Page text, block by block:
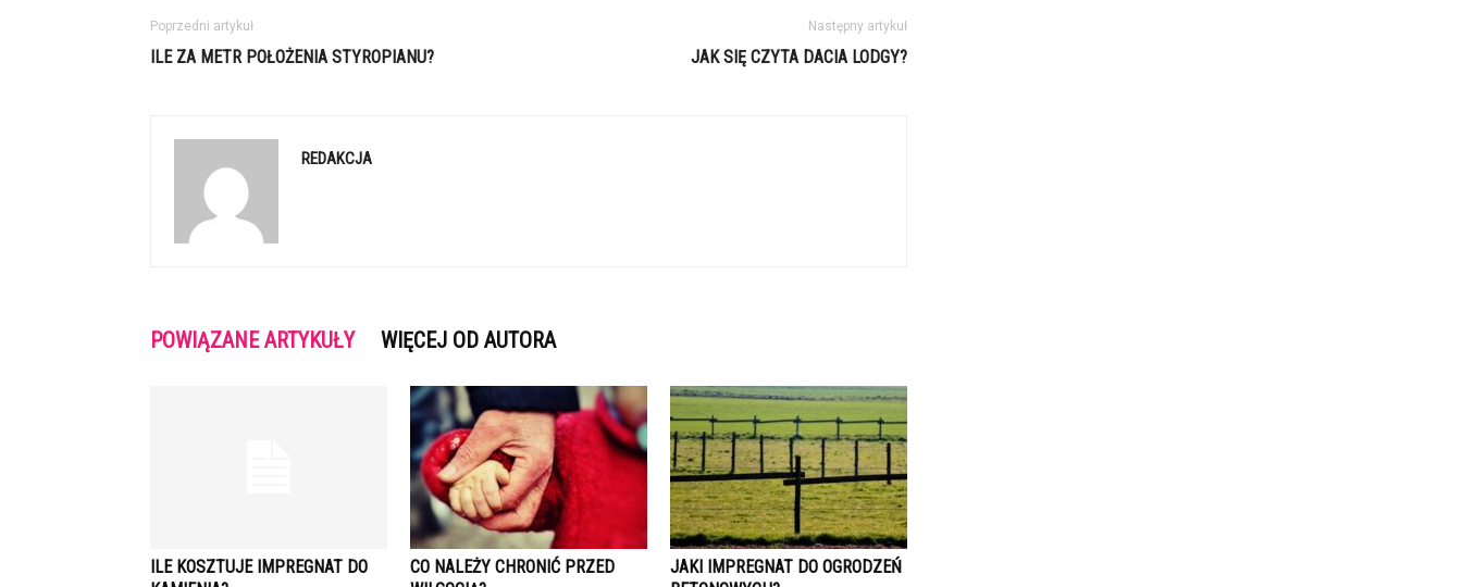
Poprzedni artykuł
ILE ZA METR POŁOŻENIA STYROPIANU?
Następny artykuł
JAK SIĘ CZYTA DACIA LODGY?
REDAKCJA
POWIĄZANE ARTYKUŁY WIĘCEJ OD AUTORA
ILE KOSZTUJE IMPREGNAT DO
CO NALEŻY CHRONIĆ PRZED
JAKI IMPREGNAT DO OGRODZEŃ